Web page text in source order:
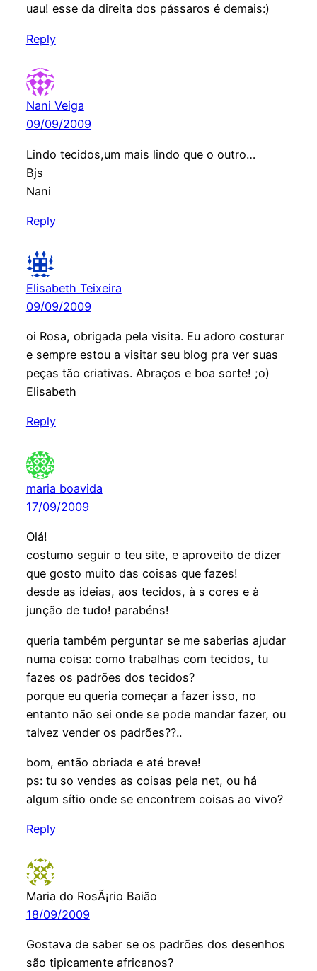
uau! esse da direita dos pássaros é demais:)
Reply
Nani Veiga
09/09/2009
Lindo tecidos,um mais lindo que o outro…
Bjs
Nani
Reply
Elisabeth Teixeira
09/09/2009
oi Rosa, obrigada pela visita. Eu adoro costurar
e sempre estou a visitar seu blog pra ver suas
peças tão criativas. Abraços e boa sorte! ;o)
Elisabeth
Reply
maria boavida
17/09/2009
Olá!
costumo seguir o teu site, e aproveito de dizer
que gosto muito das coisas que fazes!
desde as ideias, aos tecidos, à s cores e à
junção de tudo! parabéns!
queria também perguntar se me saberias ajudar
numa coisa: como trabalhas com tecidos, tu
fazes os padrões dos tecidos?
porque eu queria começar a fazer isso, no
entanto não sei onde se pode mandar fazer, ou
talvez vender os padrões??..
bom, então obriada e até breve!
ps: tu so vendes as coisas pela net, ou há
algum sítio onde se encontrem coisas ao vivo?
Reply
Maria do RosÃ¡rio Baião
18/09/2009
Gostava de saber se os padrões dos desenhos
são tipicamente africanos?